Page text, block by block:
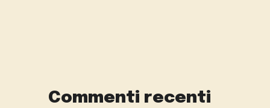
Commenti recenti